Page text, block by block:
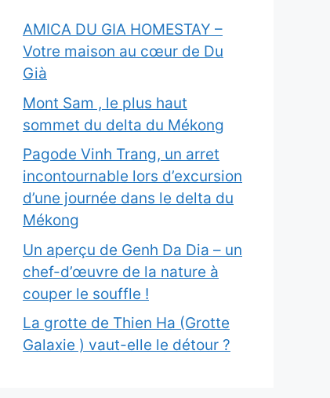
AMICA DU GIA HOMESTAY –
Votre maison au cœur de Du
Già
Mont Sam , le plus haut
sommet du delta du Mékong
Pagode Vinh Trang, un arret
incontournable lors d’excursion
d’une journée dans le delta du
Mékong
Un aperçu de Genh Da Dia – un
chef-d’œuvre de la nature à
couper le souffle !
La grotte de Thien Ha (Grotte
Galaxie ) vaut-elle le détour ?